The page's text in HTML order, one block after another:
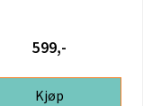
599,-
Kjøp